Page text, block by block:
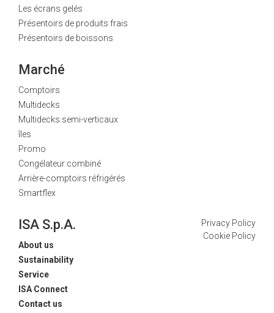
Les écrans gelés
Présentoirs de produits frais
Présentoirs de boissons
Marché
Comptoirs
Multidecks
Multidecks semi-verticaux
îles
Promo
Congélateur combiné
Arrière-comptoirs réfrigérés
Smartflex
ISA S.p.A.
About us
Sustainability
Service
ISA Connect
Contact us
Privacy Policy
Cookie Policy